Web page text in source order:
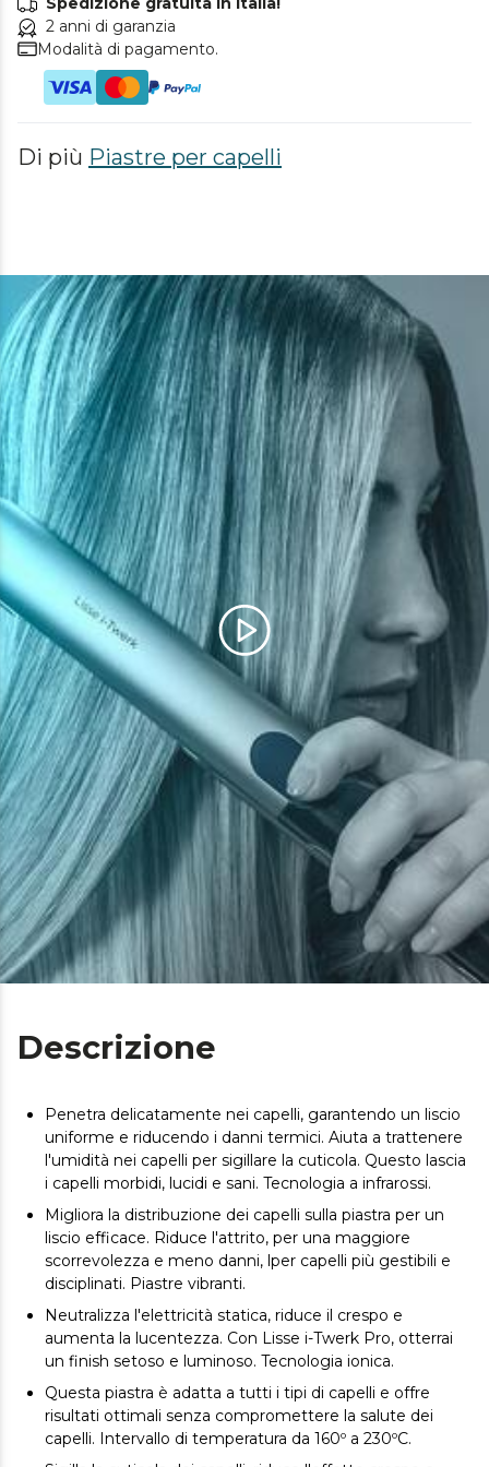
2 anni di garanzia
Modalità di pagamento.
Di più Piastre per capelli
Descrizione
Penetra delicatamente nei capelli, garantendo un liscio
uniforme e riducendo i danni termici. Aiuta a trattenere
l'umidità nei capelli per sigillare la cuticola. Questo lascia
i capelli morbidi, lucidi e sani. Tecnologia a infrarossi.
Migliora la distribuzione dei capelli sulla piastra per un
liscio efficace. Riduce l'attrito, per una maggiore
scorrevolezza e meno danni, lper capelli più gestibili e
disciplinati. Piastre vibranti.
Neutralizza l'elettricità statica, riduce il crespo e
aumenta la lucentezza. Con Lisse i-Twerk Pro, otterrai
un finish setoso e luminoso. Tecnologia ionica.
Questa piastra è adatta a tutti i tipi di capelli e offre
risultati ottimali senza compromettere la salute dei
capelli. Intervallo di temperatura da 160º a 230ºC.